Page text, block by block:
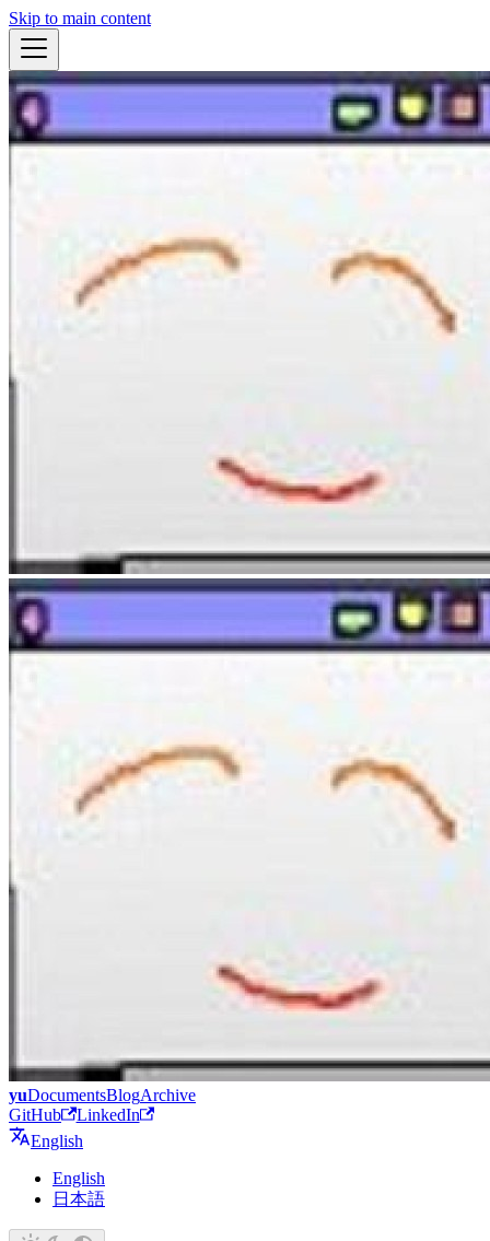
Skip to main content
yuDocumentsBlogArchive
GitHub
LinkedIn
English
English
日本語